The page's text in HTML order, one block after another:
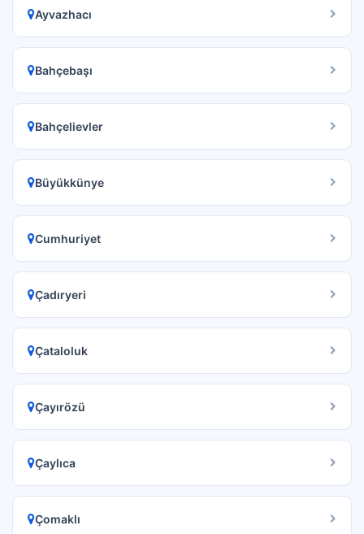
Ayvazhacı
Bahçebaşı
Bahçelievler
Büyükkünye
Cumhuriyet
Çadıryeri
Çataloluk
Çayırözü
Çaylıca
Çomaklı